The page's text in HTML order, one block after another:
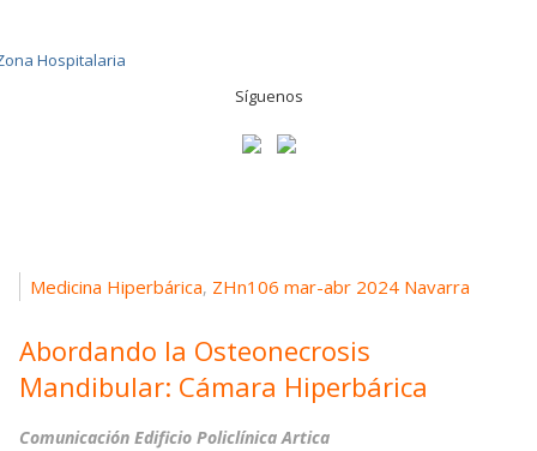
Síguenos
Medicina Hiperbárica, ZHn106 mar-abr 2024 Navarra
Abordando la Osteonecrosis
Mandibular: Cámara Hiperbárica
Comunicación Edificio Policlínica Artica